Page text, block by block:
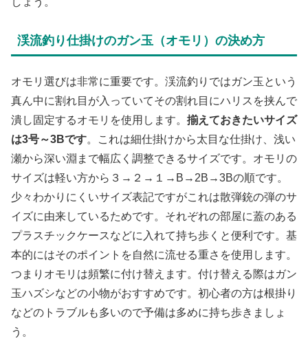
渓流釣り仕掛けのガン玉（オモリ）の決め方
オモリ選びは非常に重要です。渓流釣りではガン玉という
真ん中に割れ目が入っていてその割れ目にハリスを挟んで
潰し固定するオモリを使用します。 揃えておきたいサイズ
は3号～3Bです。これは細仕掛けから太目な仕掛け、浅い
瀬から深い淵まで幅広く調整できるサイズです。オモリの
サイズは軽い方から３→２→１→B→2B→3Bの順です。
少々わかりにくいサイズ表記ですがこれは散弾銃の弾のサ
イズに由来しているためです。それぞれの部屋に蓋のある
プラスチックケースなどに入れて持ち歩くと便利です。基
本的にはそのポイントを自然に流せる重さを使用します。
つまりオモリは頻繁に付け替えます。付け替える際はガン
玉ハズシなどの小物がおすすめです。初心者の方は根掛り
などのトラブルも多いので予備は多めに持ち歩きましょ
う。